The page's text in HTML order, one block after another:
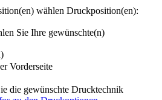
wählen Druckposition(en):
Sie Ihre gewünschte(n)
Vorderseite
die gewünschte Drucktechnik